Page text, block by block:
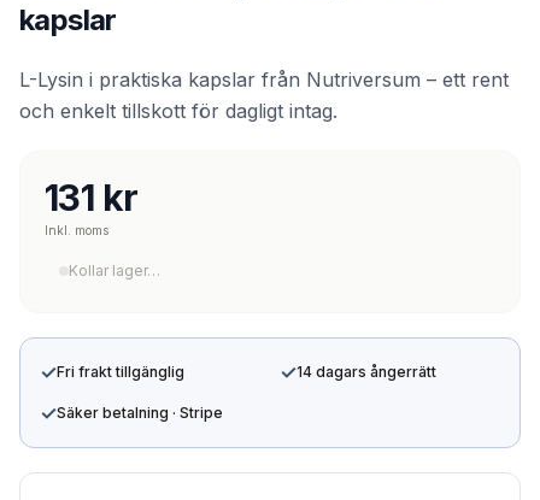
kapslar
L-Lysin i praktiska kapslar från Nutriversum – ett rent
och enkelt tillskott för dagligt intag.
131 kr
Inkl. moms
Kollar lager…
✓Fri frakt tillgänglig ✓14 dagars ångerrätt
✓Säker betalning · Stripe